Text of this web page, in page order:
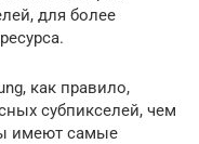
для более
как правило,
субпикселей, чем
имеют самые